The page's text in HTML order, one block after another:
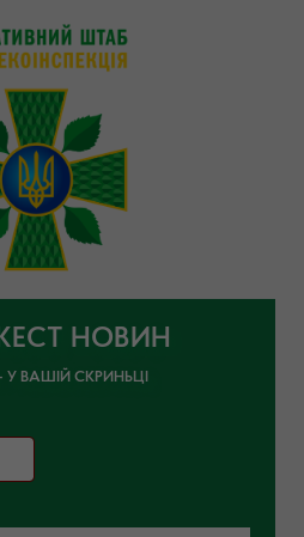
НОВИН
У ВАШІЙ СКРИНЬЦІ